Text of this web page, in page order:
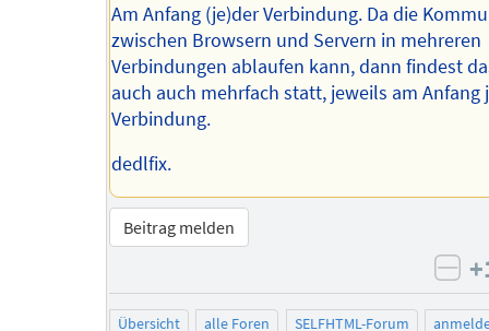
Am Anfang (je)der Verbindung. Da die
zwischen Browsern und Servern in mehreren
Verbindungen ablaufen kann, dann findest
auch auch mehrfach statt, jeweils am Anfang
Verbindung.
dedlfix.
Beitrag melden
Übersicht alle Foren SELFHTML-Forum